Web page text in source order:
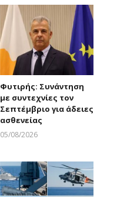
Φυτιρής: Συνάντηση
με συντεχνίες τον
Σεπτέμβριο για άδειες
ασθενείας
05/08/2026